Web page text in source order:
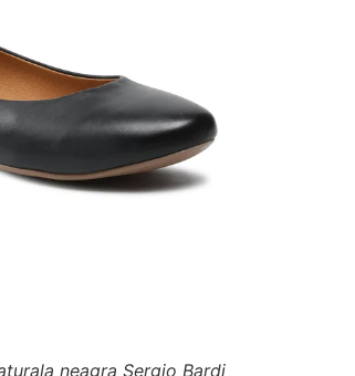
neagra Sergio Bardi